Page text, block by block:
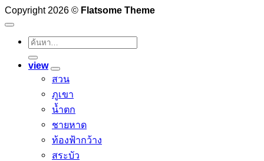
Copyright 2026 © Flatsome Theme
ค้นหา:
view
สวน
ภูเขา
น้ำตก
ชายหาด
ท้องฟ้ากว้าง
สระบัว